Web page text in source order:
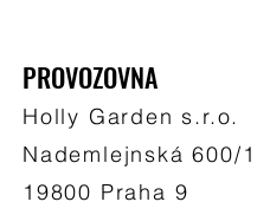
PROVOZOVNA
Holly Garden s.r.o.
Nademlejnská 600/1
19800 Praha 9